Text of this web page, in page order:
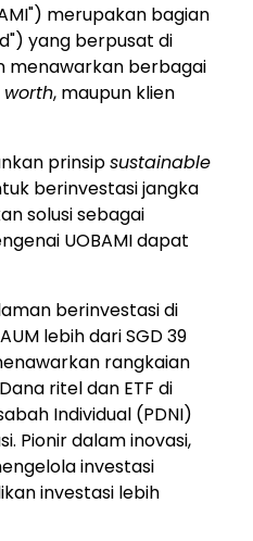
merupakan bagian
yang berpusat di
menawarkan berbagai
, maupun klien
prinsipsustainable
berinvestasi jangka
solusi sebagai
UOBAMI dapat
berinvestasi di
lebih dariSGD 39
rangkaian
ritel dan ETF di
Individual (PDNI)
Pionir dalam inovasi,
investasi
investasi lebih